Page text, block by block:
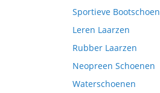
Sportieve Bootschoen
Leren Laarzen
Rubber Laarzen
Neopreen Schoenen
Waterschoenen